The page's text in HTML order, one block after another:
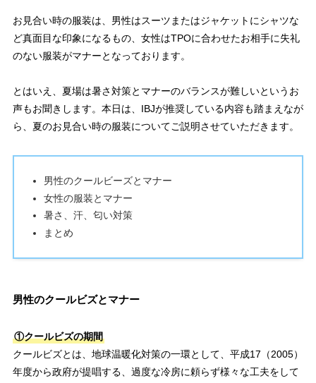
お見合い時の服装は、男性はスーツまたはジャケットにシャツな
ど真面目な印象になるもの、女性はTPOに合わせたお相手に失礼
のない服装がマナーとなっております。
とはいえ、夏場は暑さ対策とマナーのバランスが難しいというお
声もお聞きします。本日は、IBJが推奨している内容も踏まえなが
ら、夏のお見合い時の服装についてご説明させていただきます。
男性のクールビーズとマナー
女性の服装とマナー
暑さ、汗、匂い対策
まとめ
男性のクールビズとマナー
①クールビズの期間
クールビズとは、地球温暖化対策の一環として、平成17（2005）
年度から政府が提唱する、過度な冷房に頼らず様々な工夫をして